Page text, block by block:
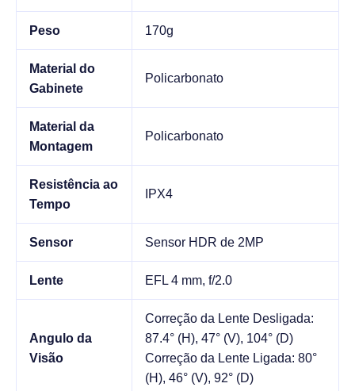
Peso 170g
Material do
Gabinete
Policarbonato
Material da
Montagem
Policarbonato
Resistência ao
Tempo
IPX4
Sensor Sensor HDR de 2MP
Lente EFL 4 mm, f/2.0
Angulo da
Visão
Correção da Lente Desligada:
87.4° (H), 47° (V), 104° (D)
Correção da Lente Ligada: 80°
(H), 46° (V), 92° (D)